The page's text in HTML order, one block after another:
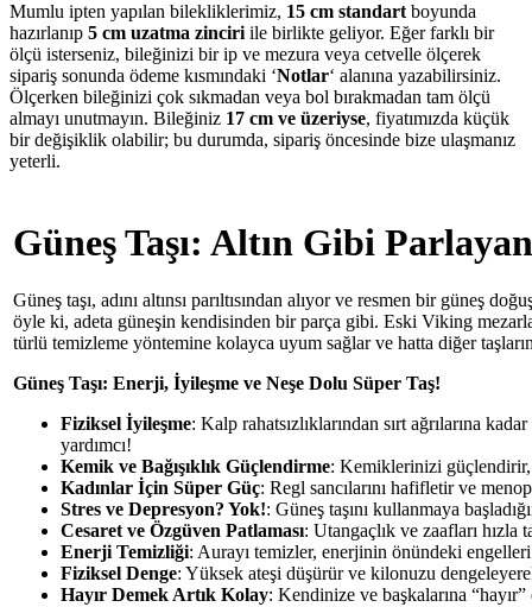
Mumlu ipten yapılan bilekliklerimiz, 15 cm standart boyunda
hazırlanıp 5 cm uzatma zinciri ile birlikte geliyor. Eğer farklı bir
ölçü isterseniz, bileğinizi bir ip ve mezura veya cetvelle ölçerek
sipariş sonunda ödeme kısmındaki ‘Notlar‘ alanına yazabilirsiniz.
Ölçerken bileğinizi çok sıkmadan veya bol bırakmadan tam ölçü
almayı unutmayın. Bileğiniz 17 cm ve üzeriyse, fiyatımızda küçük
bir değişiklik olabilir; bu durumda, sipariş öncesinde bize ulaşmanız
yeterli.
Güneş Taşı: Altın Gibi
Güneş taşı, adını altınsı parıltısından alıyor ve resmen bir güneş
öyle ki, adeta güneşin kendisinden bir parça gibi. Eski Viking
türlü temizleme yöntemine kolayca uyum sağlar ve hatta diğer
Güneş Taşı: Enerji, İyileşme ve Neşe Dolu Süper Taş!
Fiziksel İyileşme: Kalp rahatsızlıklarından sırt ağrılarına
yardımcı!
Kemik ve Bağışıklık Güçlendirme: Kemiklerinizi güçlendirir,
Kadınlar İçin Süper Güç: Regl sancılarını hafifletir ve
Stres ve Depresyon? Yok!: Güneş taşını kullanmaya
Cesaret ve Özgüven Patlaması: Utangaçlık ve zaafları
Enerji Temizliği: Aurayı temizler, enerjinin önündeki
Fiziksel Denge: Yüksek ateşi düşürür ve kilonuzu
Hayır Demek Artık Kolay: Kendinize ve başkalarına